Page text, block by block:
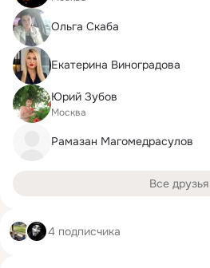
Ольга Скаба
Екатерина Виноградова
Юрий Зубов
Москва
Рамазан Магомедрасулов
Все друзья
4 подписчика